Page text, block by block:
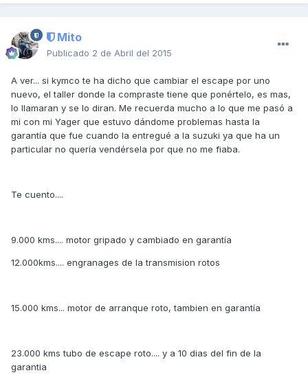
Mito
Publicado 2 de Abril del 2015
A ver... si kymco te ha dicho que cambiar el escape por uno
nuevo, el taller donde la compraste tiene que ponértelo, es mas,
lo llamaran y se lo diran. Me recuerda mucho a lo que me pasó a
mi con mi Yager que estuvo dándome problemas hasta la
garantía que fue cuando la entregué a la suzuki ya que ha un
particular no quería vendérsela por que no me fiaba.
Te cuento....
9.000 kms.... motor gripado y cambiado en garantía
12.000kms.... engranages de la transmision rotos
15.000 kms... motor de arranque roto, tambien en garantía
23.000 kms tubo de escape roto.... y a 10 dias del fin de la
garantia